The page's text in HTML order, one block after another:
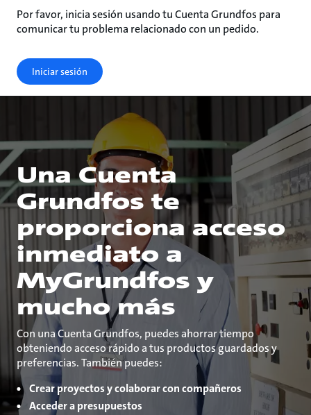
Por favor, inicia sesión usando tu Cuenta Grundfos para
comunicar tu problema relacionado con un pedido.
Iniciar sesión
Una Cuenta
Grundfos te
proporciona acceso
inmediato a
MyGrundfos y
mucho más
Con una Cuenta Grundfos, puedes ahorrar tiempo
obteniendo acceso rápido a tus productos guardados y
preferencias. También puedes:
Crear proyectos y colaborar con compañeros
Acceder a presupuestos